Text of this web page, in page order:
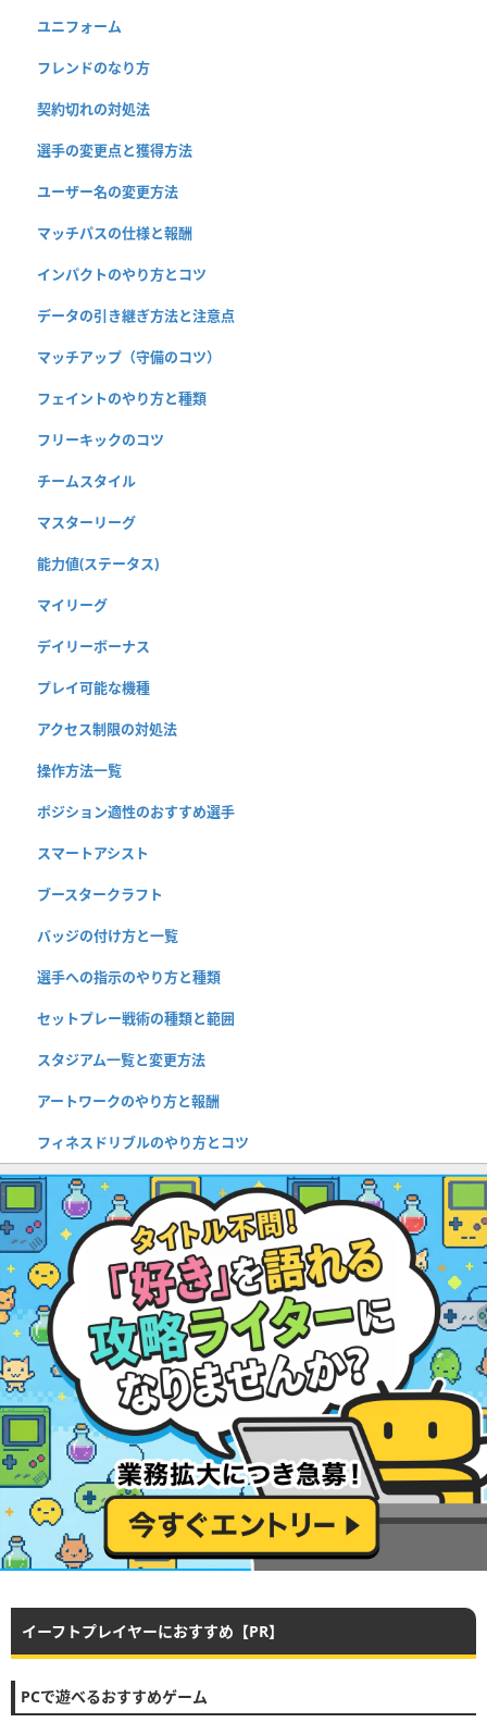
ユニフォーム
フレンドのなり方
契約切れの対処法
選手の変更点と獲得方法
ユーザー名の変更方法
マッチパスの仕様と報酬
インパクトのやり方とコツ
データの引き継ぎ方法と注意点
マッチアップ（守備のコツ）
フェイントのやり方と種類
フリーキックのコツ
チームスタイル
マスターリーグ
能力値(ステータス)
マイリーグ
デイリーボーナス
プレイ可能な機種
アクセス制限の対処法
操作方法一覧
ポジション適性のおすすめ選手
スマートアシスト
ブースタークラフト
バッジの付け方と一覧
選手への指示のやり方と種類
セットプレー戦術の種類と範囲
スタジアム一覧と変更方法
アートワークのやり方と報酬
フィネスドリブルのやり方とコツ
イーフトプレイヤーにおすすめ【PR】
PCで遊べるおすすめゲーム